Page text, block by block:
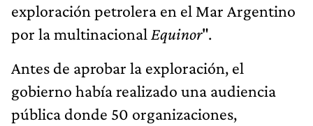
exploración petrolera en el Mar Argentino
por la multinacional Equinor".
Antes de aprobar la exploración, el
gobierno había realizado una audiencia
pública donde 50 organizaciones,